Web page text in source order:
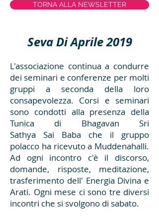
TORNA ALLA NEWSLETTER
Seva Di Aprile 2019
L'associazione continua a condurre
dei seminari e conferenze per molti
gruppi a seconda della loro
consapevolezza. Corsi e seminari
sono condotti alla presenza della
Tunica di Bhagavan Sri
Sathya Sai Baba che il gruppo
polacco ha ricevuto a Muddenahalli.
Ad ogni incontro c'è il discorso,
domande, risposte, meditazione,
trasferimento dell' Energia Divina e
Arati. Ogni mese ci sono tre diversi
incontri che si svolgono di sabato.